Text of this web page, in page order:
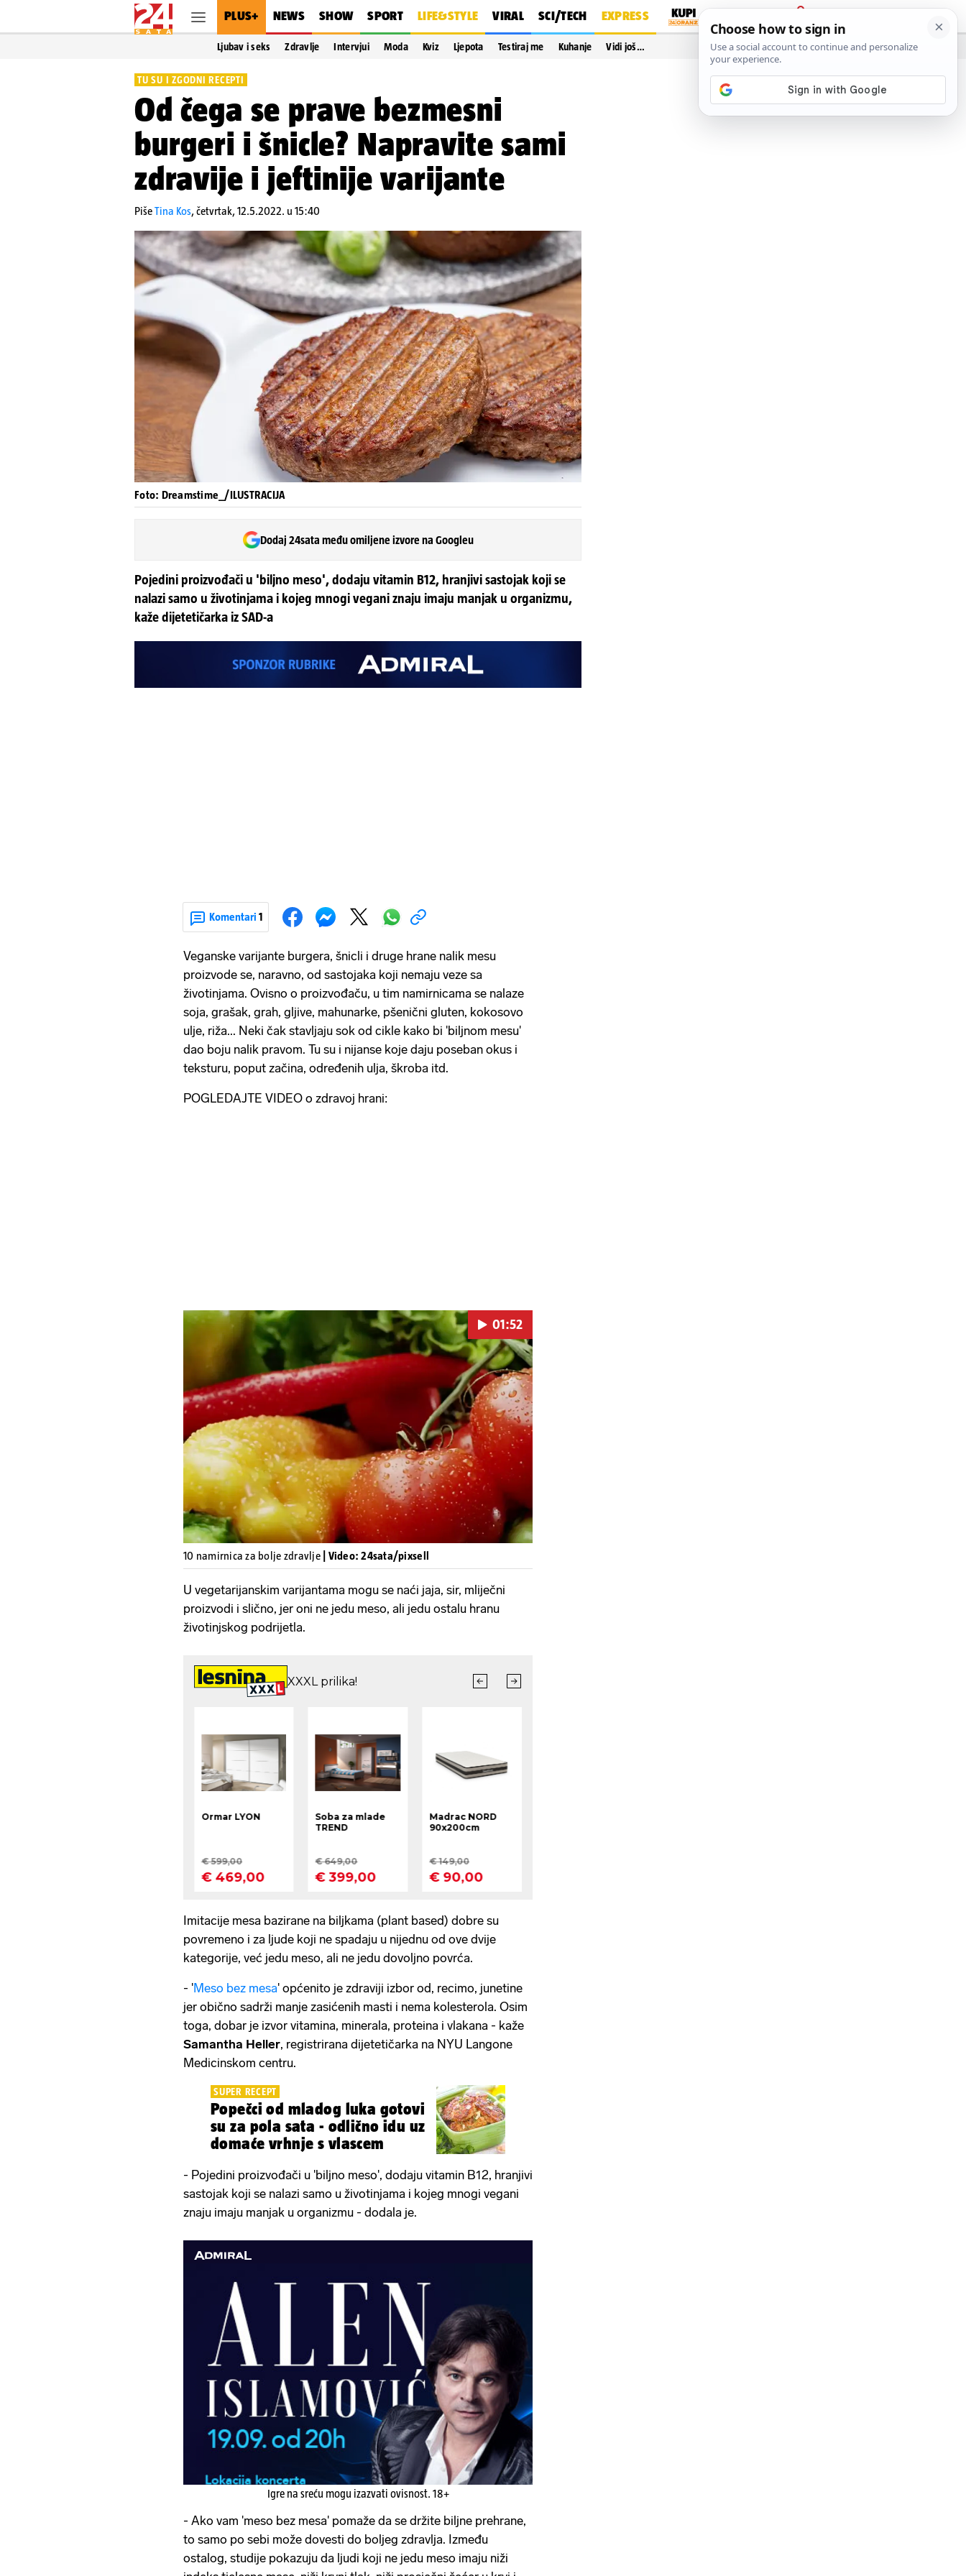
PLUS+ NEWS SHOW SPORT LIFE&STYLE VIRAL SCI/TECH EXPRESS
PRIJAVA
Ljubav i seks Zdravlje Intervjui Moda Kviz Ljepota Testiraj me Kuhanje Vidi još…
TU SU I ZGODNI RECEPTI
Od čega se prave bezmesni
burgeri i šnicle? Napravite sami
zdravije i jeftinije varijante
PišeTina Kos,četvrtak, 12.5.2022. u 15:40
Foto: Dreamstime_/ILUSTRACIJA
Dodaj 24sata među omiljene izvore na Googleu
Pojedini proizvođači u 'biljno meso', dodaju vitamin B12, hranjivi sastojak koji se
nalazi samo u životinjama i kojeg mnogi vegani znaju imaju manjak u organizmu,
kaže dijetetičarka iz SAD-a
Komentari 1
Veganske varijante burgera, šnicli i druge hrane nalik mesu
proizvode se, naravno, od sastojaka koji nemaju veze sa
životinjama. Ovisno o proizvođaču, u tim namirnicama se nalaze
soja, grašak, grah, gljive, mahunarke, pšenični gluten, kokosovo
ulje, riža... Neki čak stavljaju sok od cikle kako bi 'biljnom mesu'
dao boju nalik pravom. Tu su i nijanse koje daju poseban okus i
teksturu, poput začina, određenih ulja, škroba itd.
POGLEDAJTE VIDEO o zdravoj hrani:
Pokretanje videa...
01:52
10 namirnica za bolje zdravlje | Video: 24sata/pixsell
U vegetarijanskim varijantama mogu se naći jaja, sir, mliječni
proizvodi i slično, jer oni ne jedu meso, ali jedu ostalu hranu
životinjskog podrijetla.
Imitacije mesa bazirane na biljkama (plant based) dobre su
povremeno i za ljude koji ne spadaju u nijednu od ove dvije
kategorije, već jedu meso, ali ne jedu dovoljno povrća.
- 'Meso bez mesa' općenito je zdraviji izbor od, recimo, junetine
jer obično sadrži manje zasićenih masti i nema kolesterola. Osim
toga, dobar je izvor vitamina, minerala, proteina i vlakana - kaže
Samantha Heller, registrirana dijetetičarka na NYU Langone
Medicinskom centru.
SUPER RECEPT
Popečci od mladog luka gotovi
su za pola sata - odlično idu uz
domaće vrhnje s vlascem
- Pojedini proizvođači u 'biljno meso', dodaju vitamin B12, hranjivi
sastojak koji se nalazi samo u životinjama i kojeg mnogi vegani
znaju imaju manjak u organizmu - dodala je.
Igre na sreću mogu izazvati ovisnost. 18+
- Ako vam 'meso bez mesa' pomaže da se držite biljne prehrane,
to samo po sebi može dovesti do boljeg zdravlja. Između
ostalog, studije pokazuju da ljudi koji ne jedu meso imaju niži